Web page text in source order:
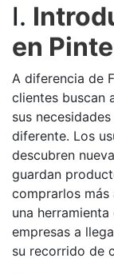
I.
en
A diferencia de
clientes buscan
sus
diferente. Los
descubren
guardan
comprarlos más
una
empresas a
su recorrido de